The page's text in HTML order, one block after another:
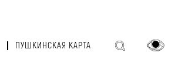
ПУШКИНСКАЯ КАРТА